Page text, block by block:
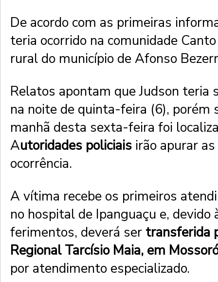
De acordo com as primeiras
teria ocorrido na comunidade
rural do município de Afonso
Relatos apontam que Judson teria
na noite de quinta-feira (6), porém
manhã desta sexta-feira foi
Autoridades policiais irão apurar
ocorrência.
A vítima recebe os primeiros
no hospital de Ipanguaçu e, devido
ferimentos, deverá ser transferida
Regional Tarcísio Maia, em
por atendimento especializado.